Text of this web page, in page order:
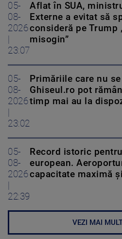
05-
08-
2026
23:07
Aflat în SUA,
Externe a evitat să
consideră pe Trump
misogin”
05-
08-
2026
23:02
Primăriile care nu
Ghiseul.ro pot
timp mai au la
05-
08-
2026
22:39
Record istoric
european.
capacitate maximă
VEZI MAI